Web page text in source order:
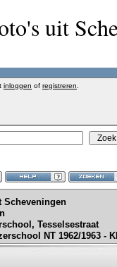
uit
inloggen of registreren
Scheveningen
Tesselsestraat
NT 1962/1963 -